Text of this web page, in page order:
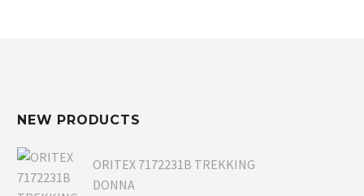
NEW PRODUCTS
ORITEX 7172231B TREKKING
DONNA